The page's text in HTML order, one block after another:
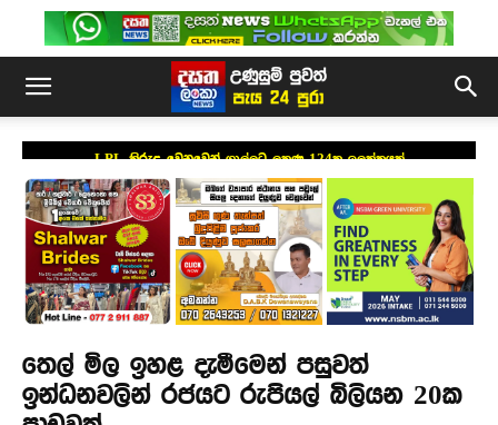
LPL කිරුළ වෙනුවෙන් ගාල්ලට ලකුණු 124ක ඉලක්කයක්
තෙල් මිල ඉහළ දැමීමෙන් පසුවත්
ඉන්ධනවලින් රජයට රුපියල් බිලියන 20ක